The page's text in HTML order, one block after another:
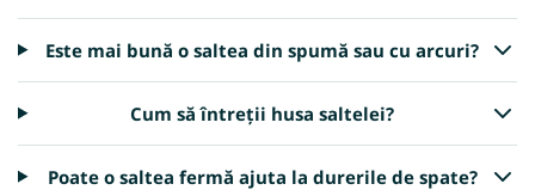
Este mai bună o saltea din spumă sau cu arcuri?
Cum să întreții husa saltelei?
Poate o saltea fermă ajuta la durerile de spate?